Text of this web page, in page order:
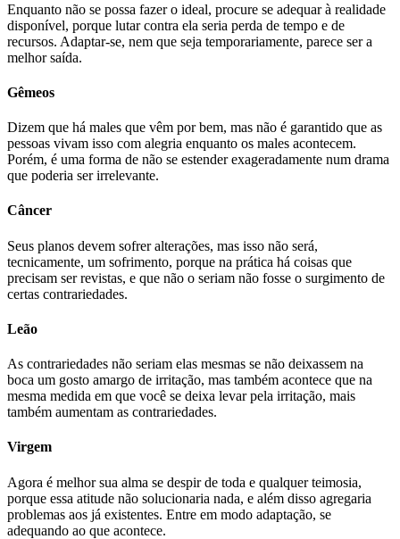
Enquanto não se possa fazer o ideal, procure se adequar à realidade
disponível, porque lutar contra ela seria perda de tempo e de
recursos. Adaptar-se, nem que seja temporariamente, parece ser a
melhor saída.
Gêmeos
Dizem que há males que vêm por bem, mas não é garantido que as
pessoas vivam isso com alegria enquanto os males acontecem.
Porém, é uma forma de não se estender exageradamente num drama
que poderia ser irrelevante.
Câncer
Seus planos devem sofrer alterações, mas isso não será,
tecnicamente, um sofrimento, porque na prática há coisas que
precisam ser revistas, e que não o seriam não fosse o surgimento de
certas contrariedades.
Leão
As contrariedades não seriam elas mesmas se não deixassem na
boca um gosto amargo de irritação, mas também acontece que na
mesma medida em que você se deixa levar pela irritação, mais
também aumentam as contrariedades.
Virgem
Agora é melhor sua alma se despir de toda e qualquer teimosia,
porque essa atitude não solucionaria nada, e além disso agregaria
problemas aos já existentes. Entre em modo adaptação, se
adequando ao que acontece.